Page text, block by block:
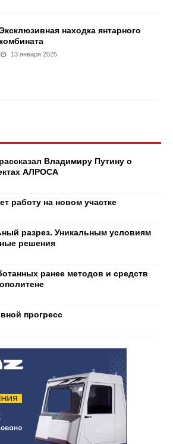
находка янтарного
комбината
13 января 2025
Владимиру Путину о
АЛРОСА
работу на новом участке
разрез. Уникальным условиям
решения
ранее методов и средств
прогресс